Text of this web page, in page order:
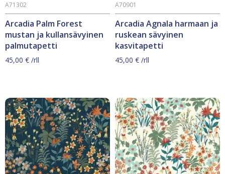
Arcadia Palm Forest
mustan ja kullansävyinen
palmutapetti
A71302
45,00 € /rll
Arcadia Agnala harmaan ja
ruskean sävyinen
kasvitapetti
A70901
45,00 € /rll